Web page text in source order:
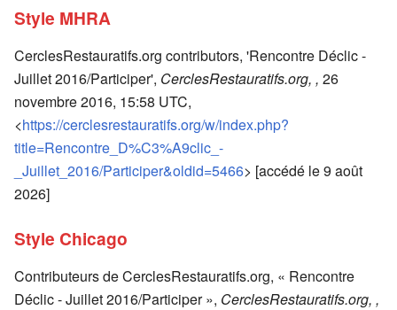
Style MHRA
CerclesRestauratifs.org contributors, 'Rencontre Déclic -
Juillet 2016/Participer', CerclesRestauratifs.org, , 26
novembre 2016, 15:58 UTC,
<https://cerclesrestauratifs.org/w/index.php?
title=Rencontre_D%C3%A9clic_-
_Juillet_2016/Participer&oldid=5466> [accédé le 9 août
2026]
Style Chicago
Contributeurs de CerclesRestauratifs.org, « Rencontre
Déclic - Juillet 2016/Participer », CerclesRestauratifs.org, ,